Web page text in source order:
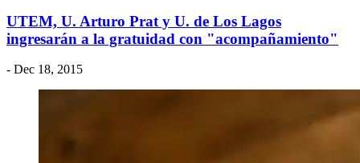
UTEM, U. Arturo Prat y U. de Los Lagos
ingresarán a la gratuidad con "acompañamiento"
- Dec 18, 2015